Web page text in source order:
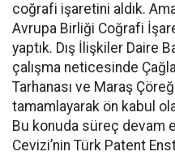
coğrafi işaretini aldık.
Avrupa Birliği Coğrafi
yaptık. Dış İlişkiler Daire
çalışma neticesinde
Tarhanası ve Maraş
tamamlayarak ön kabul
Bu konuda süreç devam
Cevizi’nin Türk Patent